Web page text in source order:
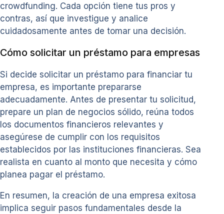
crowdfunding. Cada opción tiene tus pros y
contras, así que investigue y analice
cuidadosamente antes de tomar una decisión.
Cómo solicitar un préstamo para empresas
Si decide solicitar un préstamo para financiar tu
empresa, es importante prepararse
adecuadamente. Antes de presentar tu solicitud,
prepare un plan de negocios sólido, reúna todos
los documentos financieros relevantes y
asegúrese de cumplir con los requisitos
establecidos por las instituciones financieras. Sea
realista en cuanto al monto que necesita y cómo
planea pagar el préstamo.
En resumen, la creación de una empresa exitosa
implica seguir pasos fundamentales desde la